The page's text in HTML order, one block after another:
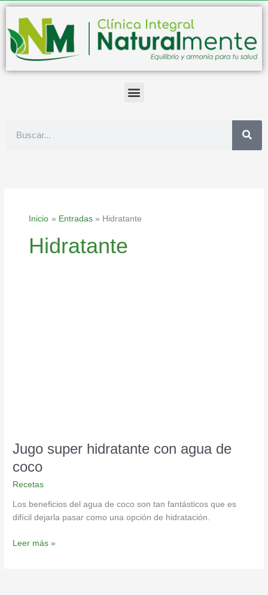
contenido
Inicio Entradas Hidratante
Hidratante
Jugo super hidratante con agua de
coco
Recetas
Los beneficios del agua de coco son tan fantásticos que es
difícil dejarla pasar como una opción de hidratación.
Leer más »